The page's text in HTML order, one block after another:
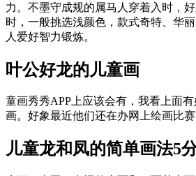
力。不墨守成规的属马人穿着入时，
时，一般挑选浅颜色，款式奇特、华
人爱好智力锻炼。
叶公好龙的儿童画
童画秀秀APP上应该会有，我看上面
画。好象最近他们还在办网上绘画比赛
儿童龙和凤的简单画法5